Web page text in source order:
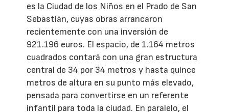
es la Ciudad de los Niños en el Prado de San
Sebastián, cuyas obras arrancaron
recientemente con una inversión de
921.196 euros. El espacio, de 1.164 metros
cuadrados contará con una gran estructura
central de 34 por 34 metros y hasta quince
metros de altura en su punto más elevado,
pensada para convertirse en un referente
infantil para toda la ciudad. En paralelo, el